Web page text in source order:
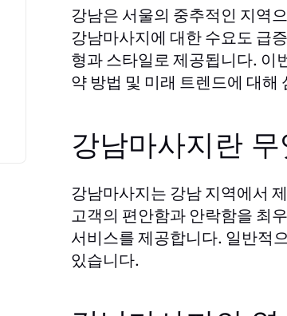
강남은 서울의 중추적인 지역
강남마사지에 대한 수요도 급
형과 스타일로 제공됩니다. 이
약 방법 및 미래 트렌드에 대
강남마사지란
강남마사지는 강남 지역에서
고객의 편안함과 안락함을 최
서비스를 제공합니다. 일반적
있습니다.